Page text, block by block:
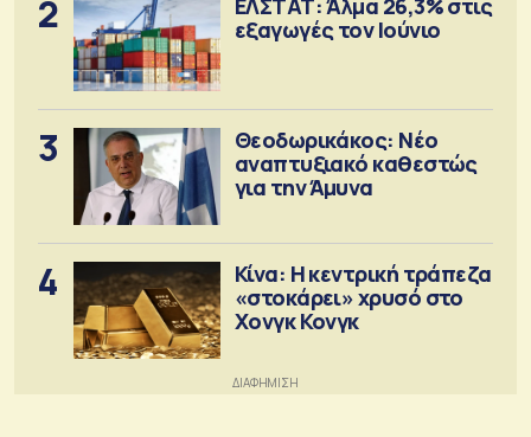
2
ΕΛΣΤΑΤ: Άλμα 26,3% στις
εξαγωγές τον Ιούνιο
3
Θεοδωρικάκος: Νέο
αναπτυξιακό καθεστώς
για την Άμυνα
4
Κίνα: Η κεντρική τράπεζα
«στοκάρει» χρυσό στο
Χονγκ Κονγκ